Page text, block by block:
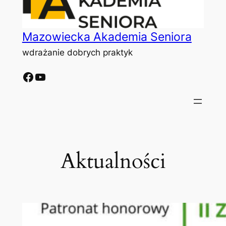
Mazowiecka Akademia Seniora
wdrażanie dobrych praktyk
Facebook
YouTube
Aktualności